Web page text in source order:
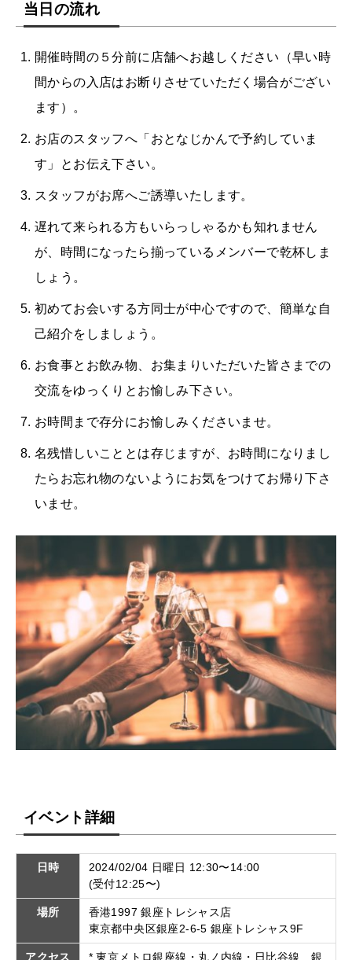
当日の流れ
開催時間の５分前に店舗へお越しください（早い時
間からの入店はお断りさせていただく場合がござい
ます）。
お店のスタッフへ「おとなじかんで予約していま
す」とお伝え下さい。
スタッフがお席へご誘導いたします。
遅れて来られる方もいらっしゃるかも知れません
が、時間になったら揃っているメンバーで乾杯しま
しょう。
初めてお会いする方同士が中心ですので、簡単な自
己紹介をしましょう。
お食事とお飲み物、お集まりいただいた皆さまでの
交流をゆっくりとお愉しみ下さい。
お時間まで存分にお愉しみくださいませ。
名残惜しいこととは存じますが、お時間になりまし
たらお忘れ物のないようにお気をつけてお帰り下さ
いませ。
イベント詳細
日時
2024/02/04 日曜日 12:30〜14:00
(受付12:25〜)
場所
香港1997 銀座トレシャス店
東京都中央区銀座2-6-5 銀座トレシャス9F
アクセス * 東京メトロ銀座線・丸ノ内線・日比谷線 銀